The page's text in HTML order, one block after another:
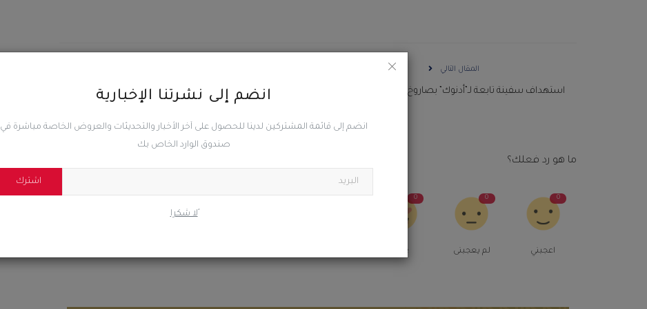
انضم إلى نشرتنا الإخبارية
انضم إلى قائمة المشتركين لدينا للحصول على آخر الأخبار والتحديثات والعروض الخاصة مباشرة في
صندوق الوارد الخاص بك
اشترك
ًلا شكرا
دفاع شبوة تطيح بقاتل ”الخليفي“ وتتوعد بتفكيك العصابة
المقال التالي
استهداف سفينة تابعة لـ”أدنوك” بصاروخ أثناء عبورها هرمز
ما هو رد فعلك؟
0
اعجبني
0
لم يعجبنى
0
Love
0
0
0
0